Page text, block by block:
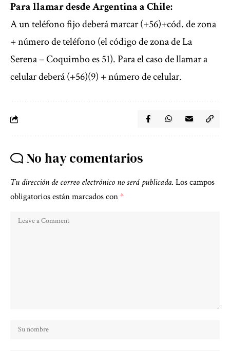
Para llamar desde Argentina a Chile:
A un teléfono fijo deberá marcar (+56)+cód. de zona
+ número de teléfono (el código de zona de La
Serena – Coquimbo es 51). Para el caso de llamar a
celular deberá (+56)(9) + número de celular.
No hay comentarios
Tu dirección de correo electrónico no será publicada. Los campos
obligatorios están marcados con*